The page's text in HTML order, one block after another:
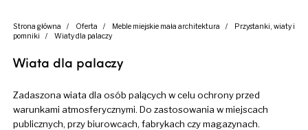
Strona główna / Oferta / Meble miejskie mała architektura /
Przystanki, wiaty i
pomniki
/ Wiaty dla palaczy
Wiata dla palaczy
Zadaszona wiata dla osób palących w celu ochrony przed
warunkami atmosferycznymi. Do zastosowania w miejscach
publicznych, przy biurowcach, fabrykach czy magazynach.